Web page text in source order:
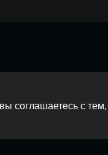
соглашаетесь с